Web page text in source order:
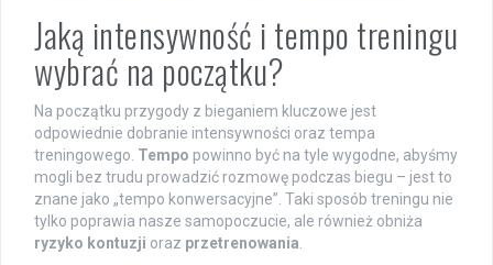
Jaką intensywność i tempo treningu
wybrać na początku?
Na początku przygody z bieganiem kluczowe jest
odpowiednie dobranie intensywności oraz tempa
treningowego. Tempo powinno być na tyle wygodne, abyśmy
mogli bez trudu prowadzić rozmowę podczas biegu – jest to
znane jako „tempo konwersacyjne”. Taki sposób treningu nie
tylko poprawia nasze samopoczucie, ale również obniża
ryzyko kontuzji oraz przetrenowania